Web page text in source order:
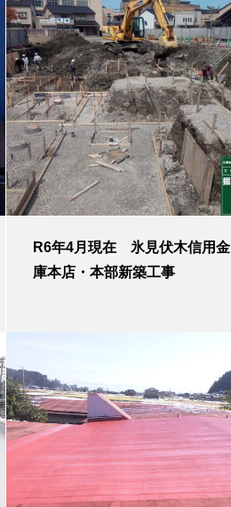
R6年4月現在 氷見伏木信用金
庫本店・本部新築工事